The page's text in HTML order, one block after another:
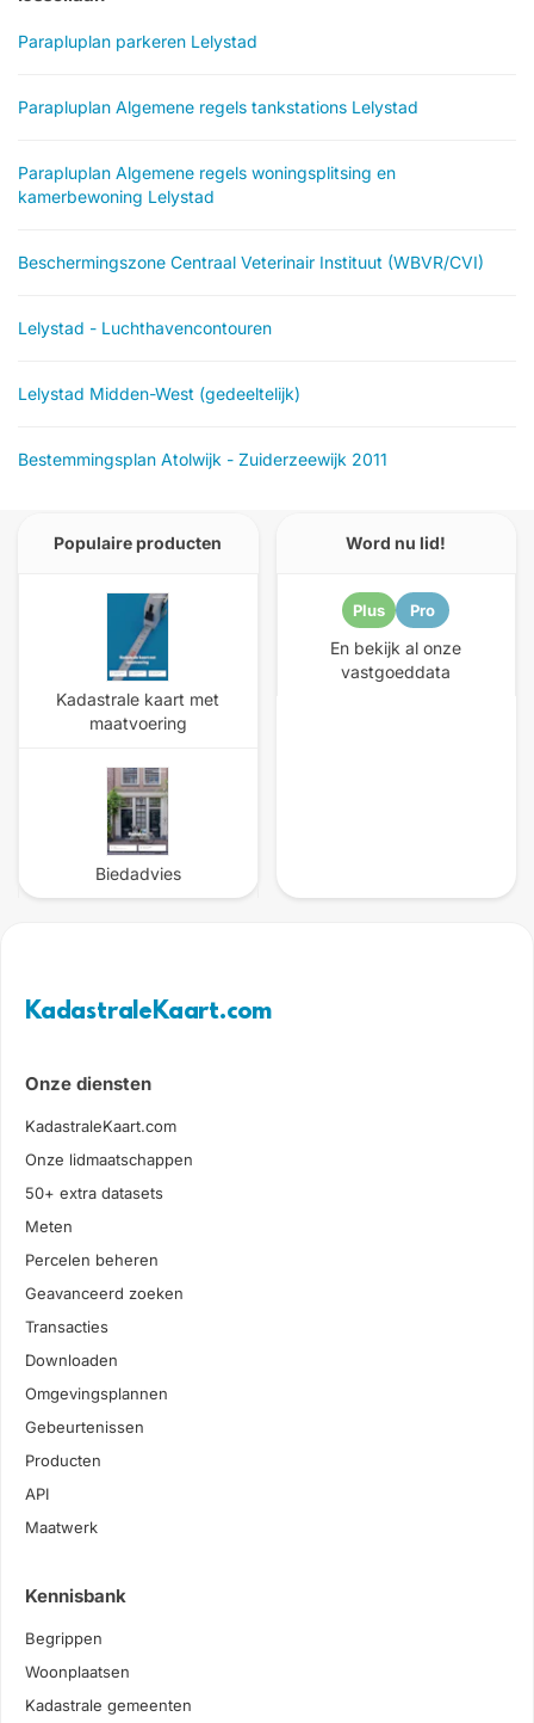
Parapluplan parkeren Lelystad
Parapluplan Algemene regels tankstations Lelystad
Parapluplan Algemene regels woningsplitsing en
kamerbewoning Lelystad
Beschermingszone Centraal Veterinair Instituut (WBVR/CVI)
Lelystad - Luchthavencontouren
Lelystad Midden-West (gedeeltelijk)
Bestemmingsplan Atolwijk - Zuiderzeewijk 2011
Populaire producten
Kadastrale kaart met
maatvoering
Biedadvies
Word nu lid!
Plus Pro
En bekijk al onze
vastgoeddata
KadastraleKaart.com
Onze diensten
KadastraleKaart.com
Onze lidmaatschappen
50+ extra datasets
Meten
Percelen beheren
Geavanceerd zoeken
Transacties
Downloaden
Omgevingsplannen
Gebeurtenissen
Producten
API
Maatwerk
Kennisbank
Begrippen
Woonplaatsen
Kadastrale gemeenten